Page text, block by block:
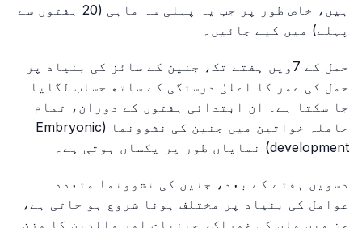
ہیں، خاص طور پر جب یہ پہلی سہ ماہی (20 ہفتوں سے
پہلے) میں کیے جائیں۔
حمل کے 7ویں ہفتے تک، جنین کے سائز کی بنیاد پر
حمل کی عمر کا اعلیٰ درستگی کے ساتھ حساب لگایا
جا سکتا ہے۔ ان ابتدائی ہفتوں کے دوران، تمام
حاملہ خواتین میں جنین کی نشوونما (Embryonic
development) نمایاں طور پر یکساں ہوتی ہے۔
دسویں ہفتے کے بعد، جنین کی نشوونما متعدد
عوامل کی بنیاد پر مختلف ہونا شروع ہو جاتی ہے،
جن میں ماں کی خوراک، جینیات اور والدین کا وزن